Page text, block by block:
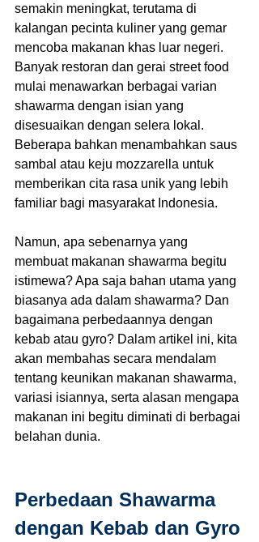
semakin meningkat, terutama di
kalangan pecinta kuliner yang gemar
mencoba makanan khas luar negeri.
Banyak restoran dan gerai street food
mulai menawarkan berbagai varian
shawarma dengan isian yang
disesuaikan dengan selera lokal.
Beberapa bahkan menambahkan saus
sambal atau keju mozzarella untuk
memberikan cita rasa unik yang lebih
familiar bagi masyarakat Indonesia.
Namun, apa sebenarnya yang
membuat makanan shawarma begitu
istimewa? Apa saja bahan utama yang
biasanya ada dalam shawarma? Dan
bagaimana perbedaannya dengan
kebab atau gyro? Dalam artikel ini, kita
akan membahas secara mendalam
tentang keunikan makanan shawarma,
variasi isiannya, serta alasan mengapa
makanan ini begitu diminati di berbagai
belahan dunia.
Perbedaan Shawarma
dengan Kebab dan Gyro